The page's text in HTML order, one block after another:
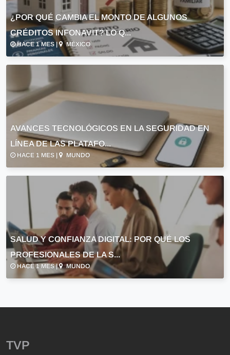
¿POR QUÉ CAMBIA EL MONTO DE ALGUNOS
CRÉDITOS INFONAVIT? LO Q...
HACE 1 MES | MÉXICO
AVANCES TECNOLÓGICOS EN LA SEGURIDAD EN
LÍNEA DE LAS PLATAFO...
HACE 1 MES | MUNDO
SALUD Y CONFIANZA DIGITAL: POR QUÉ LOS
PROFESIONALES DE LA S...
HACE 1 MES | MUNDO
TVP